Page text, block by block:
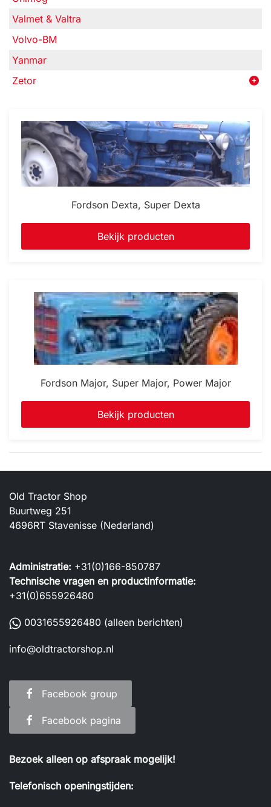
Valmet & Valtra
Volvo-BM
Yanmar
Zetor
Fordson Dexta, Super Dexta
Bekijk producten
Fordson Major, Super Major, Power Major
Bekijk producten
Old Tractor Shop
Buurtweg 251
4696RT Stavenisse (Nederland)
Administratie: +31(0)166-850787
Technische vragen en productinformatie:
+31(0)655926480
0031655926480 (alleen berichten)
info@oldtractorshop.nl
Facebook group
Facebook pagina
Bezoek alleen op afspraak mogelijk!
Telefonisch openingstijden: